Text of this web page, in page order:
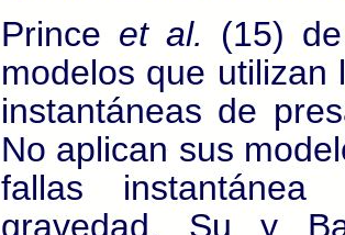
Prince et al.
(15)
modelos que utilizan
instantáneas de
No aplican sus
fallas
gravedad. Su y